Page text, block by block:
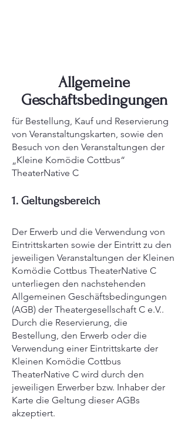
Allgemeine
Geschäftsbedingungen
für Bestellung, Kauf und Reservierung
von Veranstaltungskarten, sowie den
Besuch von den Veranstaltungen der
„Kleine Komödie Cottbus“
TheaterNative C
1. Geltungsbereich
Der Erwerb und die Verwendung von
Eintrittskarten sowie der Eintritt zu den
jeweiligen Veranstaltungen der Kleinen
Komödie Cottbus TheaterNative C
unterliegen den nachstehenden
Allgemeinen Geschäftsbedingungen
(AGB) der Theatergesellschaft C e.V..
Durch die Reservierung, die
Bestellung, den Erwerb oder die
Verwendung einer Eintrittskarte der
Kleinen Komödie Cottbus
TheaterNative C wird durch den
jeweiligen Erwerber bzw. Inhaber der
Karte die Geltung dieser AGBs
akzeptiert.